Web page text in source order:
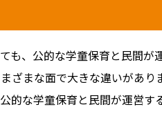
も、公的な学童保育と民間が
ざまな面で大きな違いがあり
的な学童保育と民間が運営す